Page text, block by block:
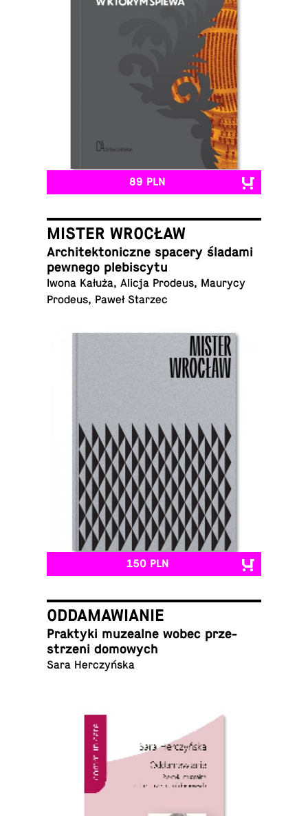
89 PLN
MISTER WROCŁAW
Ar­chi­tek­to­nicz­ne spacery śladami
pewnego plebiscytu
Iwona Kałuża, Alicja Prodeus, Maurycy
Prodeus, Paweł Starzec
150 PLN
ODDAMAWIANIE
Prak­ty­ki mu­ze­al­ne wobec prze­
strze­ni domowych
Sara Herczyńska